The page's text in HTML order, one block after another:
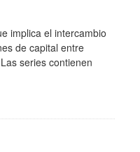
implica el intercambio
de capital entre
series contienen